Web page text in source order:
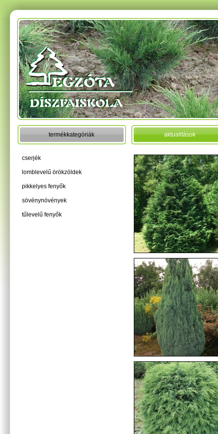
termékkategóriák
cserjék
lomblevelű örökzöldek
pikkelyes fenyők
sövénynövények
tűlevelű fenyők
aktualitások